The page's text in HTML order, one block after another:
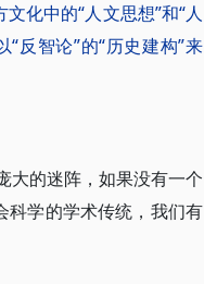
化中的“人文思想”和“人
反智论”的“历史建构”来
大的迷阵，如果没有一个
科学的学术传统，我们有